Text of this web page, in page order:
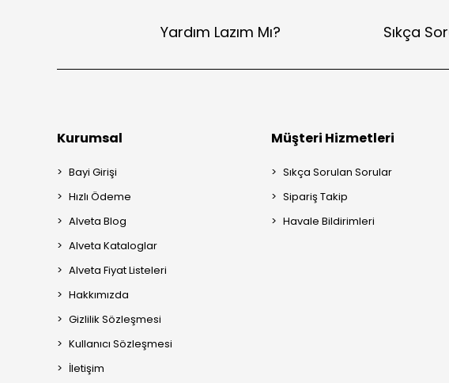
Yardım Lazım Mı? Sıkça
Kurumsal
Bayi Girişi
Hızlı Ödeme
Alveta Blog
Alveta Kataloglar
Alveta Fiyat Listeleri
Hakkımızda
Gizlilik Sözleşmesi
Kullanıcı Sözleşmesi
İletişim
Müşteri Hizmetleri
Sıkça Sorulan Sorular
Sipariş Takip
Havale Bildirimleri